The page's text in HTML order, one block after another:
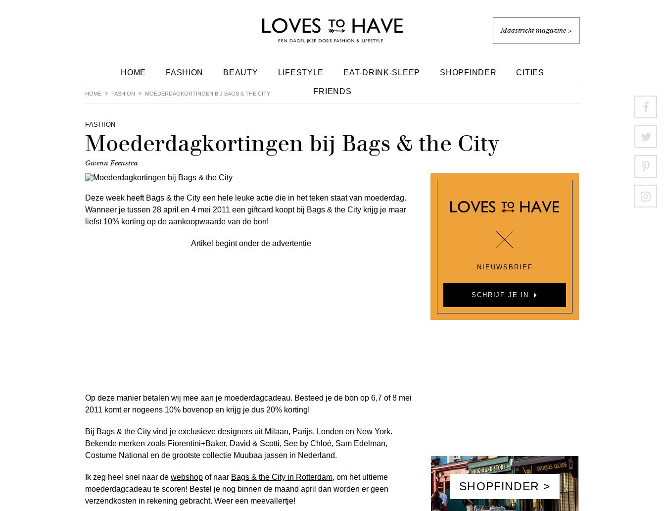
Maastricht magazine >
HOME FASHION BEAUTY LIFESTYLE EAT-DRINK-SLEEP SHOPFINDER CITIES
FRIENDS
HOME FASHION MOEDERDAGKORTINGEN BIJ BAGS & THE CITY
FASHION
Moederdagkortingen bij Bags & the City
Gwenn Feenstra
Deze week heeft Bags & the City een hele leuke actie die in het teken staat van moederdag.
Wanneer je tussen 28 april en 4 mei 2011 een giftcard koopt bij Bags & the City krijg je maar
liefst 10% korting op de aankoopwaarde van de bon!
Artikel begint onder de advertentie
Op deze manier betalen wij mee aan je moederdagcadeau. Besteed je de bon op 6,7 of 8 mei
2011 komt er nogeens 10% bovenop en krijg je dus 20% korting!
Bij Bags & the City vind je exclusieve designers uit Milaan, Parijs, Londen en New York.
Bekende merken zoals Fiorentini+Baker, David & Scotti, See by Chloé, Sam Edelman,
Costume National en de grootste collectie Muubaa jassen in Nederland.
Ik zeg heel snel naar de webshop of naar Bags & the City in Rotterdam, om het ultieme
moederdagcadeau te scoren! Bestel je nog binnen de maand april dan worden er geen
verzendkosten in rekening gebracht. Weer een meevallertje!
NIEUWSBRIEF
SCHRIJF JE IN
SHOPFINDER >